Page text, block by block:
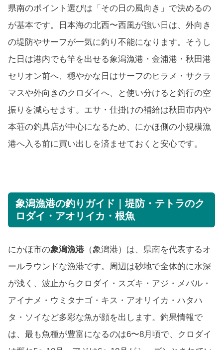
県南のポイント選びは「その日の風向き」で決めるの
が基本です。日本海の北西〜西風が強い日は、外向き
の堤防やサーフが一気に釣り不能になります。そうし
た日は港内でも竿を出せる象潟漁港・金浦港・秋田港
セリオン前へ、穏やかな日はサーフのヒラメ・サクラ
マスや外向きのクロダイへ、と使い分けると釣行の空
振りを減らせます。エサ・仕掛けの補給は秋田市内や
本荘の釣具店が中心になるため、にかほ側の小規模漁
港へ入る前に買い出しを済ませておくと安心です。
象潟漁港の釣りガイド｜堤防・テトラのク
ロダイ・アオリイカ・根魚
にかほ市の象潟漁港（象潟港）は、県南を代表するオ
ールラウンドな漁港です。周辺は砂地で全体的に水深
が浅く、波止からクロダイ・スズキ・アジ・メバル・
アイナメ・ウミタナゴ・キス・アオリイカ・ハタハ
タ・ソイなど多彩な魚が顔を出します。釣果情報で
は、最も魚種が豊富になるのは6〜8月頃で、クロダイ